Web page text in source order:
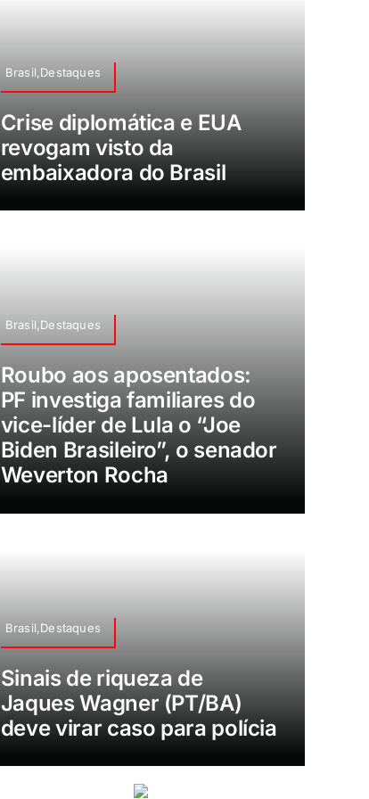
Brasil,Destaques
Crise diplomática e EUA
revogam visto da
embaixadora do Brasil
Brasil,Destaques
Roubo aos aposentados:
PF investiga familiares do
vice-líder de Lula o “Joe
Biden Brasileiro”, o senador
Weverton Rocha
Brasil,Destaques
Sinais de riqueza de
Jaques Wagner (PT/BA)
deve virar caso para polícia